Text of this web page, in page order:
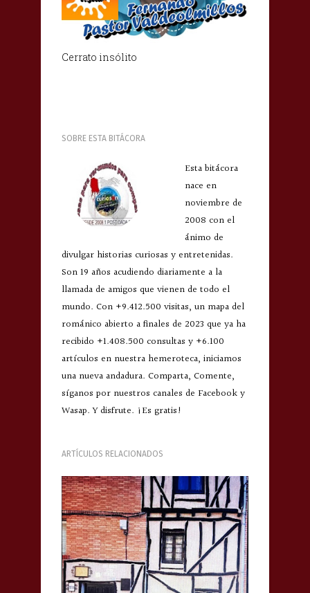
Cerrato insólito
SOBRE ESTA BITÁCORA
Esta bitácora
nace en
noviembre de
2008 con el
ánimo de
divulgar historias curiosas y entretenidas.
Son 19 años acudiendo diariamente a la
llamada de amigos que vienen de todo el
mundo. Con +9.412.500 visitas, un mapa del
románico abierto a finales de 2023 que ya ha
recibido +1.408.500 consultas y +6.100
artículos en nuestra hemeroteca, iniciamos
una nueva andadura. Comparta, Comente,
síganos por nuestros canales de Facebook y
Wasap. Y disfrute. ¡Es gratis!
ARTÍCULOS RELACIONADOS